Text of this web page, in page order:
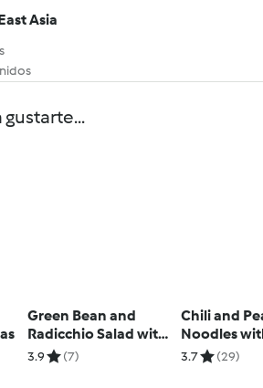
Asia
Green Bean and
Radicchio Salad with
Chèvre
3.9 (7)
Chili and
Noodles
and Chili
3.7 (29)